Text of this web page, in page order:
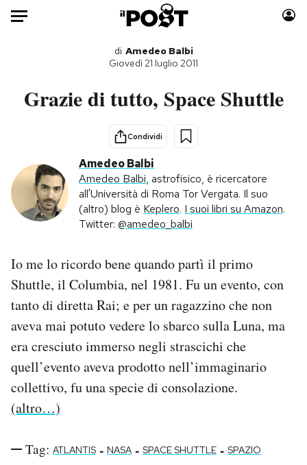
Auto
Tecnologia
Internet
Scienza
Moda
Libri
Storie/Idee
Ok Boomer!
Media
Mondiali calcio 2026
PODCAST
NEWSLETTER
di Amedeo Balbi
Giovedì 21 luglio 2011
Grazie di tutto, Space Shuttle
Condividi
Amedeo Balbi
Amedeo Balbi, astrofisico, è ricercatore
all'Università di Roma Tor Vergata. Il suo
(altro) blog è Keplero. I suoi libri su Amazon.
Twitter: @amedeo_balbi
Io me lo ricordo bene quando partì il primo
Shuttle, il Columbia, nel 1981. Fu un evento, con
tanto di diretta Rai; e per un ragazzino che non
aveva mai potuto vedere lo sbarco sulla Luna, ma
era cresciuto immerso negli strascichi che
quell’evento aveva prodotto nell’immaginario
collettivo, fu una specie di consolazione.
(altro…)
Tag: ATLANTIS - NASA - SPACE SHUTTLE - SPAZIO